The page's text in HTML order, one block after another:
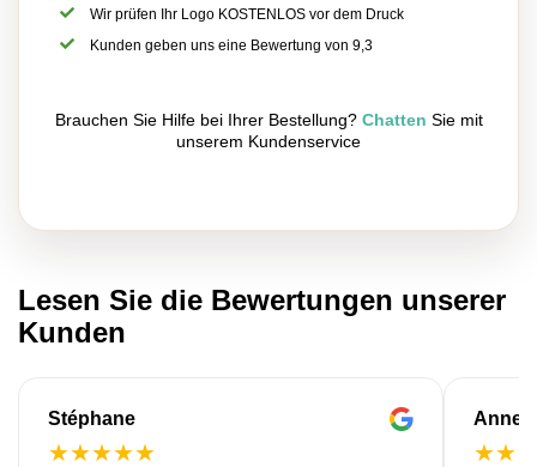
Wir prüfen Ihr Logo KOSTENLOS vor dem Druck
Kunden geben uns eine Bewertung von 9,3
Brauchen Sie Hilfe bei Ihrer Bestellung? Chatten Sie mit
unserem Kundenservice
Lesen Sie die Bewertungen unserer
Kunden
Stéphane
★★★★★
Anne-
★★